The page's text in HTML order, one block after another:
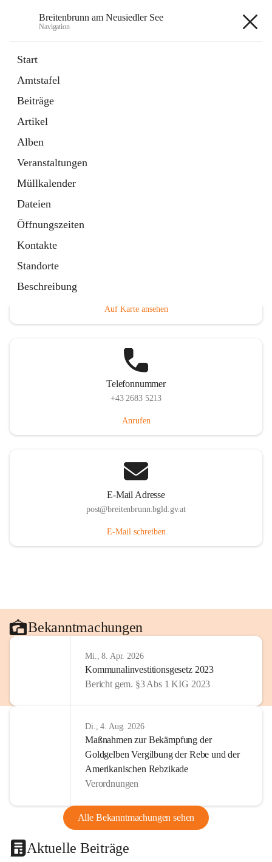
Breitenbrunn am Neusiedler See
Navigation
Start
Amtstafel
Beiträge
Artikel
Alben
Veranstaltungen
Müllkalender
Dateien
Öffnungszeiten
Kontakte
Standorte
Beschreibung
18 Schnellzugriffe
Gemeindeservice
Auf Karte ansehen
Telefonnummer
+43 2683 5213
Anrufen
E-Mail Adresse
post@breitenbrunn.bgld.gv.at
E-Mail schreiben
Bekanntmachungen
Mi., 8. Apr. 2026
Kommunalinvestitionsgesetz 2023
Bericht gem. §3 Abs 1 KIG 2023
Di., 4. Aug. 2026
Maßnahmen zur Bekämpfung der
Goldgelben Vergilbung der Rebe und der
Amerikanischen Rebzikade
Verordnungen
Alle Bekanntmachungen sehen
Aktuelle Beiträge